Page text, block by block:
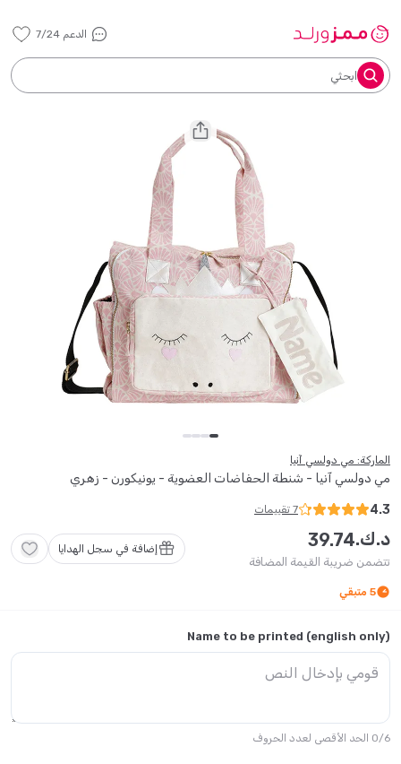
الدعم 7/24
ابحثي
الماركة: مي دولسي آنيا
مي دولسي آنيا - شنطة الحفاضات العضوية - يونيكورن - زهري
4.3
7 تقييمات
د.ك. 39.74
تتضمن ضريبة القيمة المضافة
إضافة في سجل الهدايا
5 متبقي
Name to be printed (english only)
0/6 الحد الأقصى لعدد الحروف